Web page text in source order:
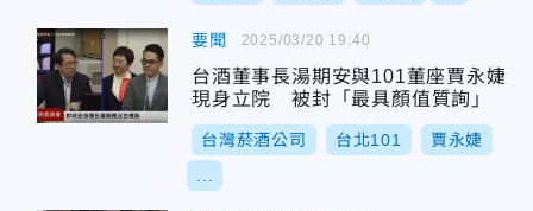
要聞
台酒董事長湯期安與101董座賈永婕
現身立院 被封「最具顏值質詢」
台灣菸酒公司 台北101 賈永婕
2025/03/20 19:40